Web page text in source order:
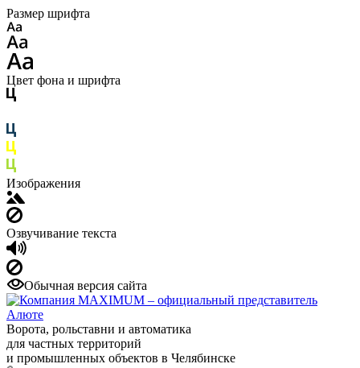
Размер шрифта
Цвет фона и шрифта
Изображения
Озвучивание текста
Обычная версия сайта
Ворота, рольставни и автоматика
для частных территорий
и промышленных объектов в Челябинске